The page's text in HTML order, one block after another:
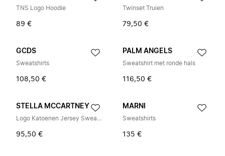
TNS Logo Hoodie
89 €
Twinset Truien
79,50 €
GCDS
Sweatshirts
108,50 €
PALM ANGELS
Sweatshirt met ronde hals
116,50 €
STELLA MCCARTNEY
Logo Katoenen Jersey Sweater
95,50 €
MARNI
Sweatshirts
135 €